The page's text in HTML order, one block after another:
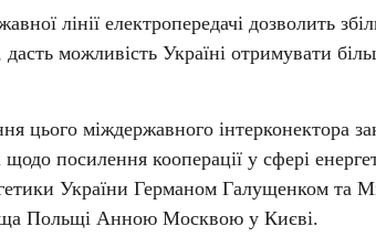
лінії електропередачі дозволить
можливість Україні отримувати
цього міждержавного інтерконектора
посилення кооперації у сфері
України Германом Галущенком та
Польщі Анною Москвою у Києві.